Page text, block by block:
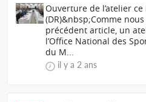
Ouverture de l’atelier
(DR)&nbsp;Comme
précédent article, un
l’Office National des
du M...
il y a 2 ans